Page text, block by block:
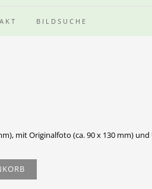
BILDSUCHE
mit Originalfoto (ca. 90 x 130 mm) und